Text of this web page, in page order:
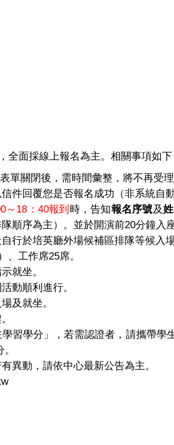
面採線上報名為主。相關事項如下
單關閉後，需時間彙整，將不再受理
件回覆您是否報名成功（非系統自
～18：40報到 時，告知報名序號及
順序為主）。並於開演前20分鐘入
行於培英廳外場候補區排隊等候入場
工作席25席。
就坐。
動順利進行。
及就坐。
習學分」，若需認證者，請攜帶學
異動，請依中心最新公告為主。